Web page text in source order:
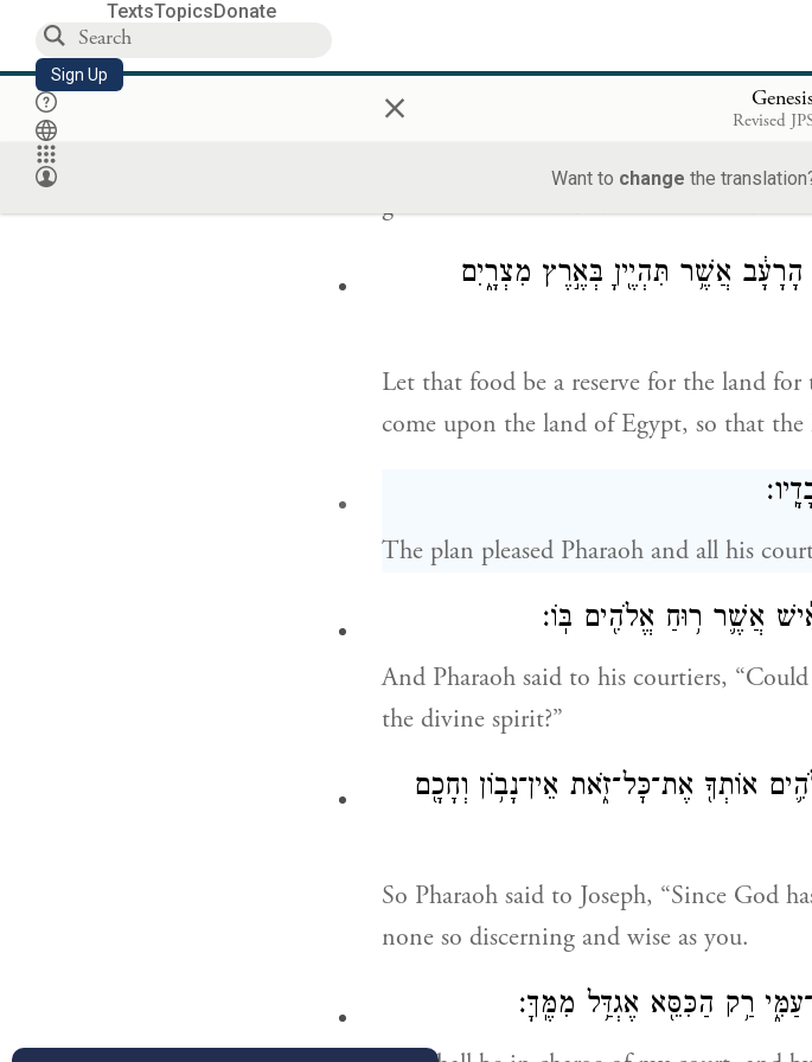
TextsTopicsDonate
Sign Up × Revised
Want to change the
Let all the food of these good years that
grain be collected under Pharaoh’s
אֲשֶׁ֥ר תִּהְיֶ֖יןָ בְּאֶ֣רֶץ מִצְרָ֑יִם
Let that food be a reserve for the land
come upon the land of Egypt, so that
The plan pleased Pharaoh and all his
אֲשֶׁ֛ר ר֥וּחַ אֱלֹהִ֖ים בּֽוֹ׃
And Pharaoh said to his courtiers,
the divine spirit?”
אוֹתְךָ֖ אֶת־כׇּל־זֹ֑את אֵין־נָב֥וֹן וְחָכָ֖ם
So Pharaoh said to Joseph, “Since God
none so discerning and wise as you.
רַ֥ק הַכִּסֵּ֖א אֶגְדַּ֥ל מִמֶּֽךָּ׃